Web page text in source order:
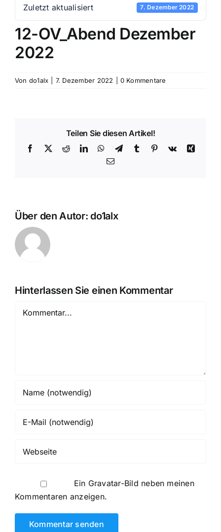
Zuletzt aktualisiert 7. Dezember 2022
12-OV_Abend Dezember
2022
Von do1alx 7. Dezember 2022 0 Kommentare
Teilen Sie diesen Artikel!
Facebook
X RedditLinkedInWhatsApp
TelegramTumblr Pinterest
Vk
Xing
E-
Über den Autor:do1alx
Hinterlassen Sie einen Kommentar
Kommentar
Ein Gravatar-Bild neben meinen
Kommentaren anzeigen.